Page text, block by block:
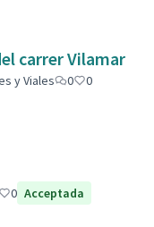
carrer Vilamar
y Viales 0
0
0 Acceptada